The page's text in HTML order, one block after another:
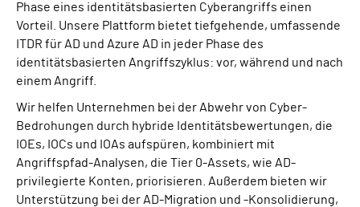
Phase eines identitätsbasierten Cyberangriffs einen
Vorteil. Unsere Plattform bietet tiefgehende, umfassende
ITDR für AD und Azure AD in jeder Phase des
identitätsbasierten Angriffszyklus: vor, während und nach
einem Angriff.
Wir helfen Unternehmen bei der Abwehr von Cyber-
Bedrohungen durch hybride Identitätsbewertungen, die
IOEs, IOCs und IOAs aufspüren, kombiniert mit
Angriffspfad-Analysen, die Tier 0-Assets, wie AD-
privilegierte Konten, priorisieren. Außerdem bieten wir
Unterstützung bei der AD-Migration und -Konsolidierung,